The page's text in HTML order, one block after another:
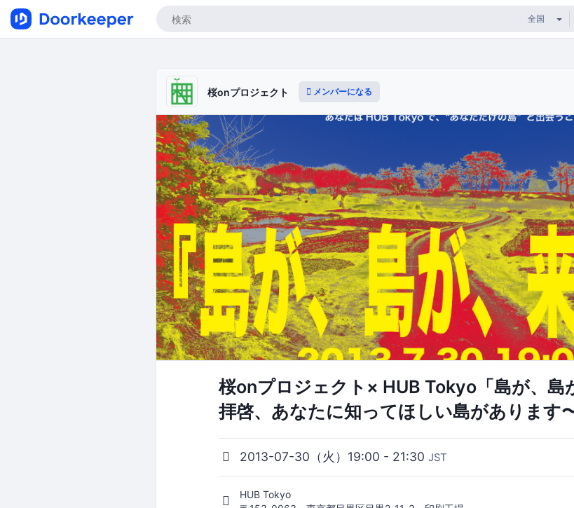
桜onプロジェクト メンバーになる
桜onプロジェクト× HUB Tokyo「島が、島
拝啓、あなたに知ってほしい島があります
2013-07-30（火）19:00 - 21:30 JST
HUB Tokyo